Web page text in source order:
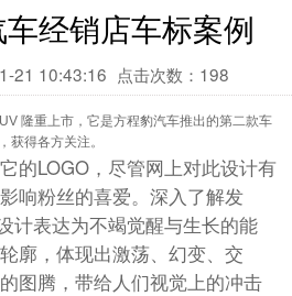
经销店车标案例
21 10:43:16 点击次数：198
隆重上市，它是方程豹汽车推出的第二款车
获得各方关注。
LOGO，尽管网上对此设计有
响粉丝的喜爱。深入了解发
计表达为不竭觉醒与生长的能
廓，体现出激荡、幻变、交
图腾，带给人们视觉上的冲击